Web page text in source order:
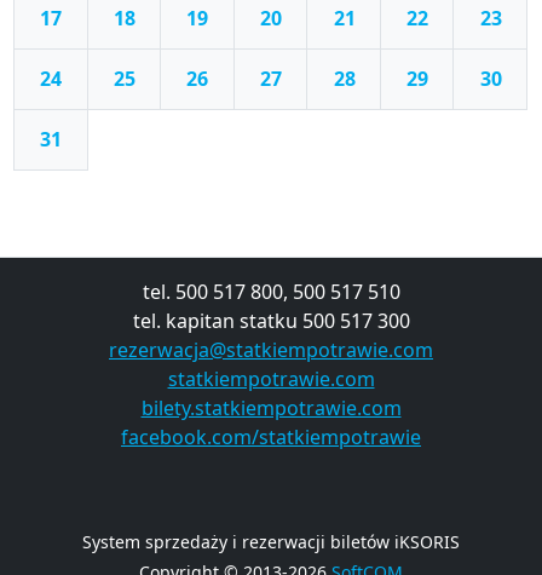
17 18 19 20 21 22 23
24 25 26 27 28 29 30
31
tel. 500 517 800, 500 517 510
tel. kapitan statku 500 517 300
rezerwacja@statkiempotrawie.com
statkiempotrawie.com
bilety.statkiempotrawie.com
facebook.com/statkiempotrawie
System sprzedaży i rezerwacji biletów iKSORIS